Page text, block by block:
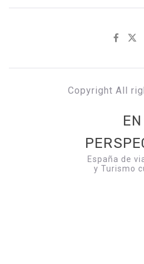
Copyright All
EN
España de
y Turismo